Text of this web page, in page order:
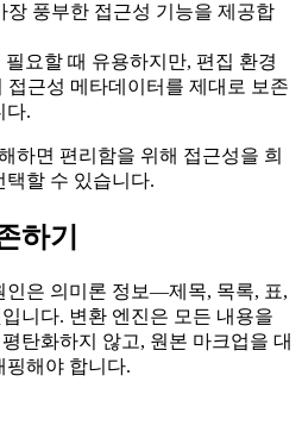
장 풍부한 접근성 기능을 제공합
필요할 때 유용하지만, 편집 환경
접근성 메타데이터를 제대로 보존
다.
하면 편리함을 위해 접근성을 희
할 수 있습니다.
하기
인은 의미론 정보—제목, 목록, 표,
니다. 변환 엔진은 모든 내용을
탄화하지 않고, 원본 마크업을 대
핑해야 합니다.